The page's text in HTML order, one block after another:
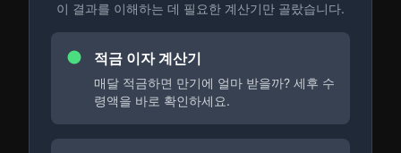
이 결과를 이해하는 데 필요한 계산기만 골랐습니다.
적금 이자 계산기
매달 적금하면 만기에 얼마 받을까? 세후 수
령액을 바로 확인하세요.